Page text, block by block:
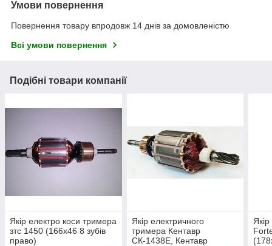
Умови повернення
Повернення товару впродовж 14 днів за домовленістю
Всі умови повернення
Подібні товари компанії
Якір електро коси тримера
зтс 1450 (166х46 8 зубів
право)
Якір електричного
тримера Кентавр
СК-1438Е, Кентавр